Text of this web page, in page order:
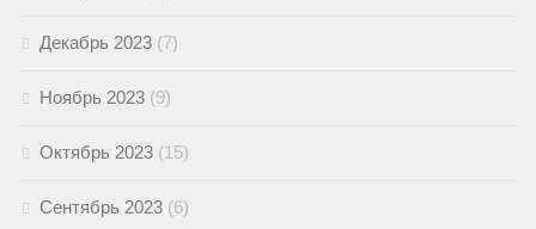
Декабрь 2023 (7)
Ноябрь 2023 (9)
Октябрь 2023 (15)
Сентябрь 2023 (6)